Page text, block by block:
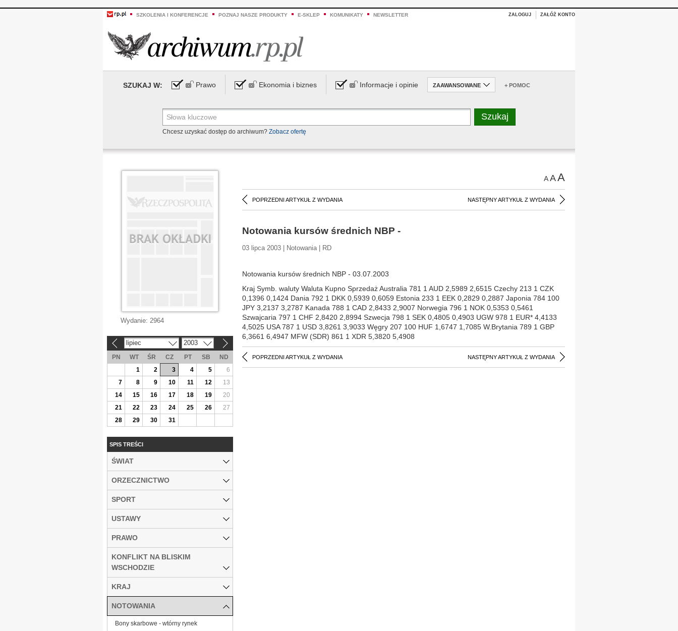
SZKOLENIA I KONFERENCJE POZNAJ NASZE PRODUKTY E-SKLEP KOMUNIKATY NEWSLETTER ZALOGUJ ZAŁÓŻ KONTO
SZUKAJ W: Prawo Ekonomia i biznes Informacje i opinie ZAAWANSOWANE + POMOC
Chcesz uzyskać dostęp do archiwum? Zobacz ofertę
AAA
POPRZEDNI ARTYKUŁ Z WYDANIA NASTĘPNY ARTYKUŁ Z WYDANIA
Notowania kursów średnich NBP -
03 lipca 2003 | Notowania | RD
Notowania kursów średnich NBP - 03.07.2003
Kraj Symb. waluty Waluta Kupno Sprzedaż Australia 781 1 AUD 2,5989 2,6515 Czechy 213 1 CZK
0,1396 0,1424 Dania 792 1 DKK 0,5939 0,6059 Estonia 233 1 EEK 0,2829 0,2887 Japonia 784 100
JPY 3,2137 3,2787 Kanada 788 1 CAD 2,8433 2,9007 Norwegia 796 1 NOK 0,5353 0,5461
Szwajcaria 797 1 CHF 2,8420 2,8994 Szwecja 798 1 SEK 0,4805 0,4903 UGW 978 1 EUR* 4,4133
4,5025 USA 787 1 USD 3,8261 3,9033 Węgry 207 100 HUF 1,6747 1,7085 W.Brytania 789 1 GBP
6,3661 6,4947 MFW (SDR) 861 1 XDR 5,3820 5,4908
POPRZEDNI ARTYKUŁ Z WYDANIA NASTĘPNY ARTYKUŁ Z WYDANIA
Wydanie: 2964
lipiec 2003
PN WT ŚR CZ PT SB
ND
1
2 3 4 5
6
7
8 9 10 11 12
13
14
15 16 17 18 19
20
21
22 23 24 25 26
27
28
29 30 31
SPIS TREŚCI
ŚWIAT
ORZECZNICTWO
SPORT
USTAWY
PRAWO
KONFLIKT NA BLISKIM
WSCHODZIE
KRAJ
NOTOWANIA
Bony skarbowe - wtórny rynek